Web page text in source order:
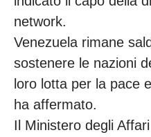
network.
Venezuela rimane
sostenere le nazioni
loro lotta per la pace
ha affermato.
Il Ministero degli